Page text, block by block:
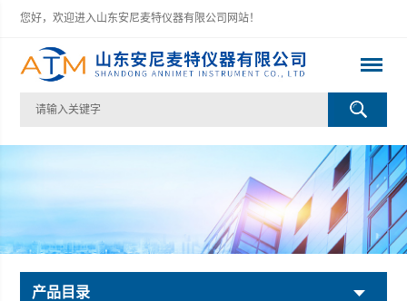
您好，欢迎进入山东安尼麦特仪器有限公司网站！
产品目录